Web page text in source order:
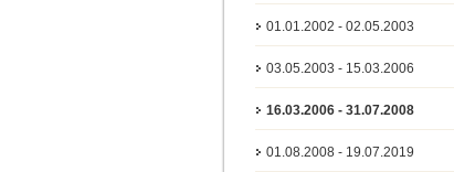
01.01.2002 - 02.05.2003
03.05.2003 - 15.03.2006
16.03.2006 - 31.07.2008
01.08.2008 - 19.07.2019